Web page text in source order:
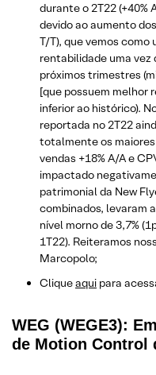
durante o 2T22 (+40%
devido ao aumento
T/T), que vemos como
rentabilidade uma vez
próximos trimestres
[que possuem melhor
inferior ao histórico).
reportada no 2T22
totalmente os
vendas +18% A/A e
impactado
patrimonial da New
combinados, levaram
nível morno de 3,7%
1T22). Reiteramos
Marcopolo;
Cliqueaqui para
WEG (WEGE3):
de Motion Control